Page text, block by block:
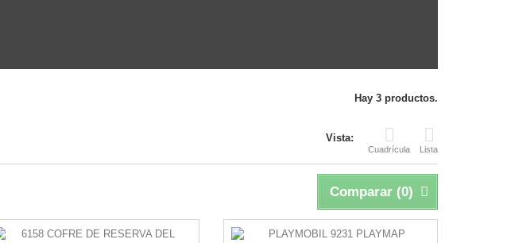
Hay 3 productos.
Vista:
Cuadrícula Lista
Comparar (0)